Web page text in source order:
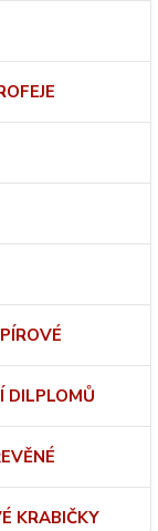
DILPLOMŮ
KRABIČKY